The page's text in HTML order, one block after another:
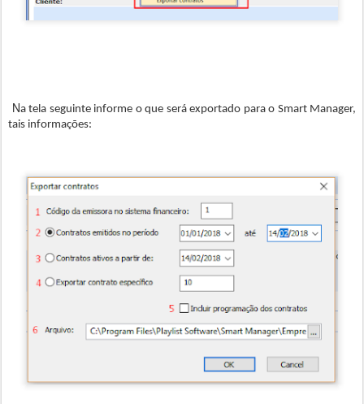
Na tela seguinte informe o que será exportado para o Smart Manager,
tais informações: